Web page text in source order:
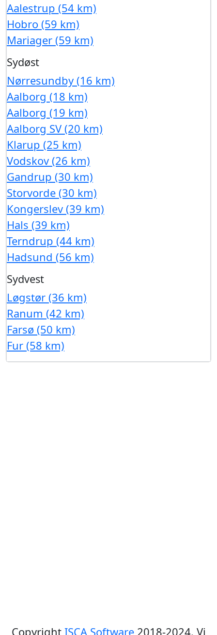
Aalestrup (54 km)
Hobro (59 km)
Mariager (59 km)
Sydøst
Nørresundby (16 km)
Aalborg (18 km)
Aalborg (19 km)
Aalborg SV (20 km)
Klarup (25 km)
Vodskov (26 km)
Gandrup (30 km)
Storvorde (30 km)
Kongerslev (39 km)
Hals (39 km)
Terndrup (44 km)
Hadsund (56 km)
Sydvest
Løgstør (36 km)
Ranum (42 km)
Farsø (50 km)
Fur (58 km)
Copyright ISCA Software2018-2024. Vi